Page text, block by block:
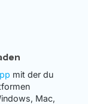
mit der du
Mac,